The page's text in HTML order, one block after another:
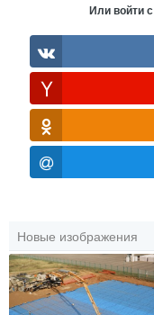
Или войти
Новые изображения